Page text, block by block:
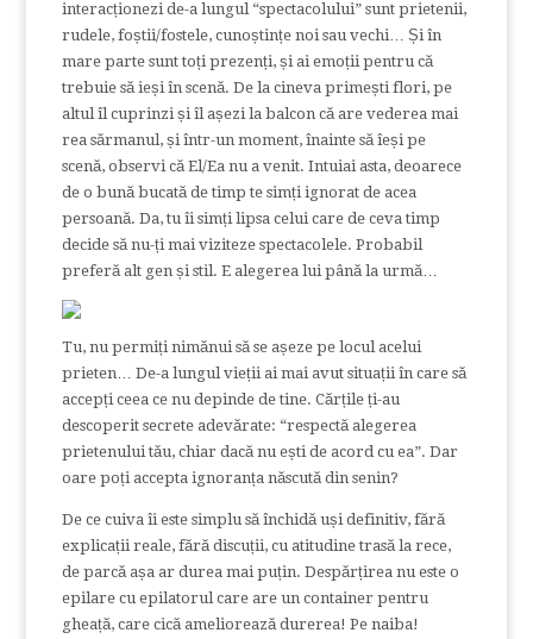
interacționezi de-a lungul “spectacolului” sunt prietenii,
rudele, foștii/fostele, cunoștințe noi sau vechi… Și în
mare parte sunt toți prezenți, și ai emoții pentru că
trebuie să ieși în scenă. De la cineva primești flori, pe
altul îl cuprinzi și îl așezi la balcon că are vederea mai
rea sărmanul, și într-un moment, înainte să îeși pe
scenă, observi că El/Ea nu a venit. Intuiai asta, deoarece
de o bună bucată de timp te simți ignorat de acea
persoană. Da, tu îi simți lipsa celui care de ceva timp
decide să nu-ți mai viziteze spectacolele. Probabil
preferă alt gen și stil. E alegerea lui până la urmă…
Tu, nu permiți nimănui să se așeze pe locul acelui
prieten… De-a lungul vieții ai mai avut situații în care să
accepți ceea ce nu depinde de tine. Cărțile ți-au
descoperit secrete adevărate: “respectă alegerea
prietenului tău, chiar dacă nu ești de acord cu ea”. Dar
oare poți accepta ignoranța născută din senin?
De ce cuiva îi este simplu să închidă uși definitiv, fără
explicații reale, fără discuții, cu atitudine trasă la rece,
de parcă așa ar durea mai puțin. Despărțirea nu este o
epilare cu epilatorul care are un container pentru
gheață, care cică ameliorează durerea! Pe naiba!